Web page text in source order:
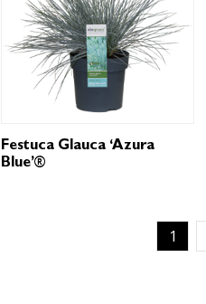
Festuca Glauca ‘Azura
Blue’®
1